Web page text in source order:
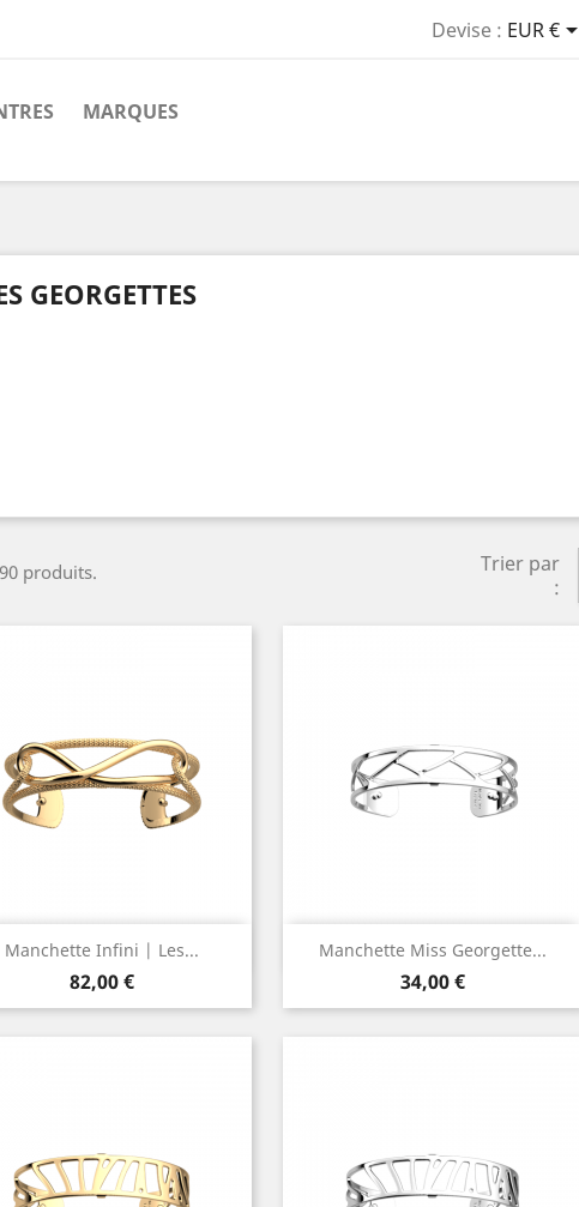
Devise : EUR €
MARQUES
GEORGETTES
produits.
Trier par
:
Manchette Infini | Les...
Prix
82,00 €
Aperçu rapide Manchette Miss Georgette...
Prix
34,00 €
Aperçu rapide